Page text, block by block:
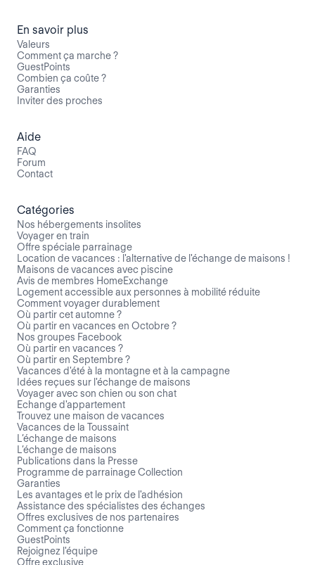
En savoir plus
Valeurs
Comment ça marche ?
GuestPoints
Combien ça coûte ?
Garanties
Inviter des proches
Aide
FAQ
Forum
Contact
Catégories
Nos hébergements insolites
Voyager en train
Offre spéciale parrainage
Location de vacances : l'alternative de l'échange de maisons !
Maisons de vacances avec piscine
Avis de membres HomeExchange
Logement accessible aux personnes à mobilité réduite
Comment voyager durablement
Où partir cet automne ?
Où partir en vacances en Octobre ?
Nos groupes Facebook
Où partir en vacances ?
Où partir en Septembre ?
Vacances d'été à la montagne et à la campagne
Idées reçues sur l'échange de maisons
Voyager avec son chien ou son chat
Echange d'appartement
Trouvez une maison de vacances
Vacances de la Toussaint
L’échange de maisons
L’échange de maisons
Publications dans la Presse
Programme de parrainage Collection
Garanties
Les avantages et le prix de l'adhésion
Assistance des spécialistes des échanges
Offres exclusives de nos partenaires
Comment ça fonctionne
GuestPoints
Rejoignez l'équipe
Offre exclusive